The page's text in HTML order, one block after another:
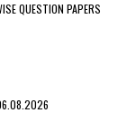
QUESTION PAPERS